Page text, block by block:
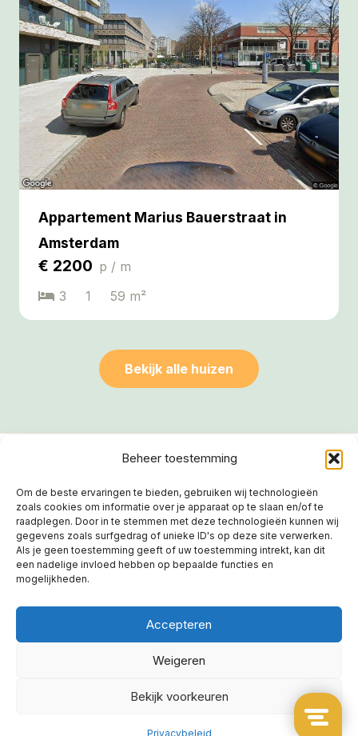
Beheer toestemming
Om de beste ervaringen te bieden, gebruiken wij technologieën
zoals cookies om informatie over je apparaat op te slaan en/of te
raadplegen. Door in te stemmen met deze technologieën kunnen wij
gegevens zoals surfgedrag of unieke ID's op deze site verwerken.
Als je geen toestemming geeft of uw toestemming intrekt, kan dit
een nadelige invloed hebben op bepaalde functies en
mogelijkheden.
Accepteren
Weigeren
Bekijk voorkeuren
Privacybeleid
Appartement Marius Bauerstraat in
Amsterdam
€ 2200 p / m
3
1 59 m²
Bekijk alle huizen
FAQ
Contact
© 2024 Huizenpapa.nl – Easysearch International